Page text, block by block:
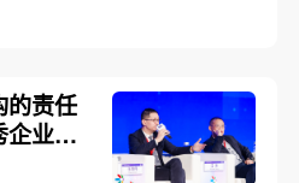
的责任
企业发